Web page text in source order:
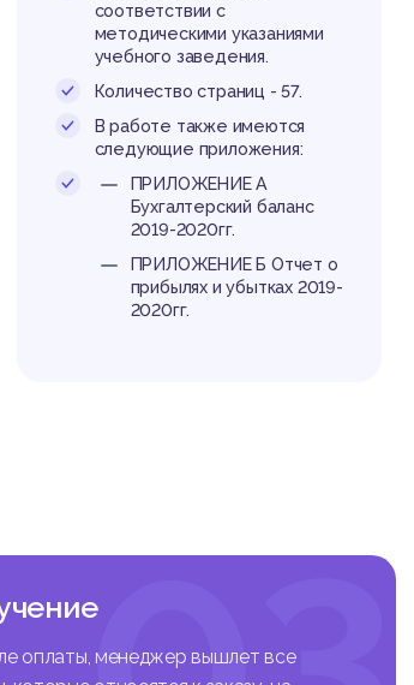
соответствии с
методическими указаниями
учебного заведения.
Количество страниц - 57.
В работе также имеются
следующие приложения:
ПРИЛОЖЕНИЕ А
Бухгалтерский баланс
2019-2020гг.
ПРИЛОЖЕНИЕ Б Отчет о
прибылях и убытках 2019-
2020гг.
оплаты, менеджер вышлет все